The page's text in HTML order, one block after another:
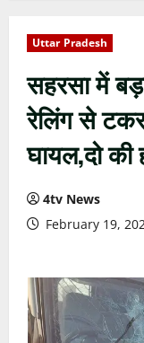
Uttar Pradesh
सहरसा में
रेलिंग से
घायल,दो की
4tv News
February 19,